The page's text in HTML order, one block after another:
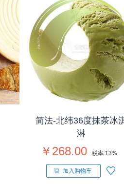
简法-北纬36度抹茶冰
淋
￥268.00 税率:13%
加入购物车